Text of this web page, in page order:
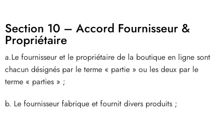
Section 10 – Accord Fournisseur &
Propriétaire
a.Le fournisseur et le propriétaire de la boutique en ligne sont
chacun désignés par le terme « partie » ou les deux par le
terme « parties » ;
b. Le fournisseur fabrique et fournit divers produits ;